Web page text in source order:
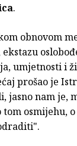
.
obnovom
umjetnosti i
prošao je
jasno nam je,
tom osmijehu,